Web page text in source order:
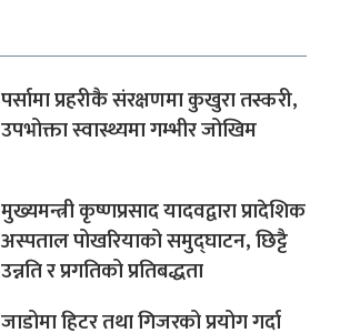
पर्सामा प्रहरीकै संरक्षणमा कुखुरा तस्करी,
उपभोक्ता स्वास्थ्यमा गम्भीर जोखिम
मुख्यमन्त्री कृष्णप्रसाद यादवद्वारा प्रादेशिक
अस्पताल पोखरियाको समुद्घाटन, छिट्टै
उन्नति र प्रगतिको प्रतिबद्धता
जाडोमा हिटर तथा गिजरको प्रयोग गर्दा